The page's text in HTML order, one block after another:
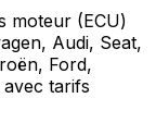
moteur (ECU)
Audi, Seat,
Ford,
tarifs